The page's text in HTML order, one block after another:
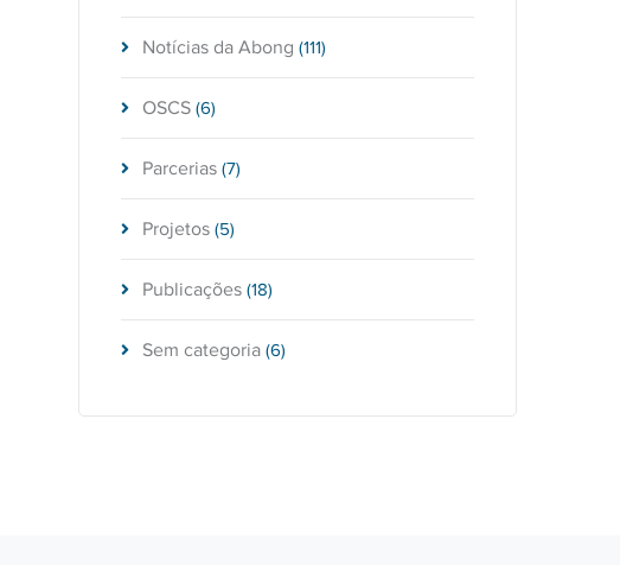
Notícias da Abong (111)
OSCS (6)
Parcerias (7)
Projetos (5)
Publicações (18)
Sem categoria (6)